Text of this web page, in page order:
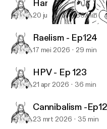
Doc and the Deacon
Hantavirus -
20 jun 2026 36 min
Raelism - Ep124
17 mei 2026 29 min
HPV - Ep 123
21 apr 2026 36 min
Cannibalism -
23 mrt 2026 35 min